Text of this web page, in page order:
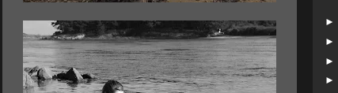
►
►
►
►